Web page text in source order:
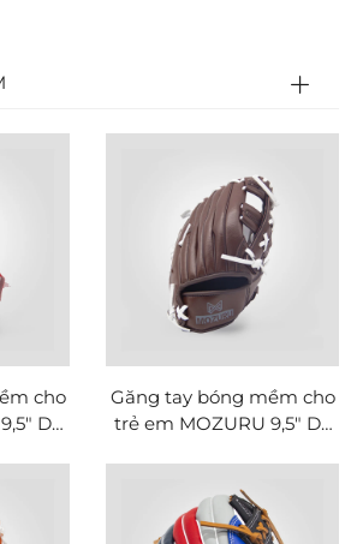
cho
Da
Găng tay bóng mềm cho
trẻ em MOZURU 9,5" Da